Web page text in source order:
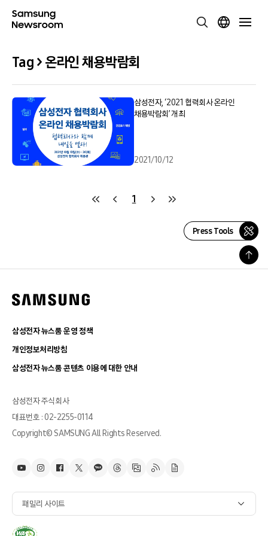
Tag > 온라인 채용박람회
삼성전자, ‘2021 협력회사 온라인
채용박람회’ 개최
2021/10/12
1
Press Tools
삼성전자 뉴스룸 운영 정책
개인정보처리방침
삼성전자 뉴스룸 콘텐츠 이용에 대한 안내
삼성전자 주식회사
대표번호 : 02-2255-0114
Copyright© SAMSUNG All Rights Reserved.
패밀리 사이트